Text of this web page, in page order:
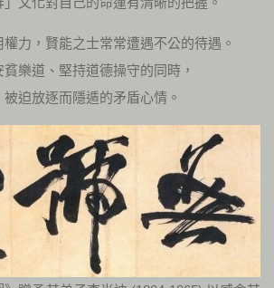
力，賢能之士常常遭遇不公的待遇。
樂道、堅持道德操守的同時，
迫放逐而隱遁的矛盾心情。